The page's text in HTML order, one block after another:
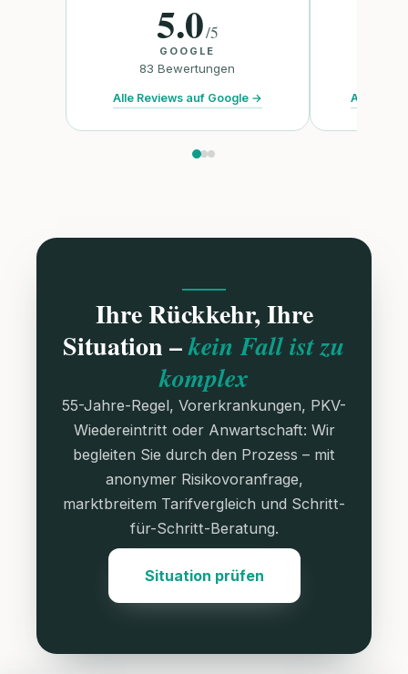
5.0/5
GOOGLE
83 Bewertungen
Alle Reviews auf Google→ Alle
Ihre Rückkehr, Ihre
Situation –kein Fall ist zu
komplex
55-Jahre-Regel, Vorerkrankungen, PKV-
Wiedereintritt oder Anwartschaft: Wir
begleiten Sie durch den Prozess – mit
anonymer Risikovoranfrage,
marktbreitem Tarifvergleich und Schritt-
für-Schritt-Beratung.
Situation prüfen